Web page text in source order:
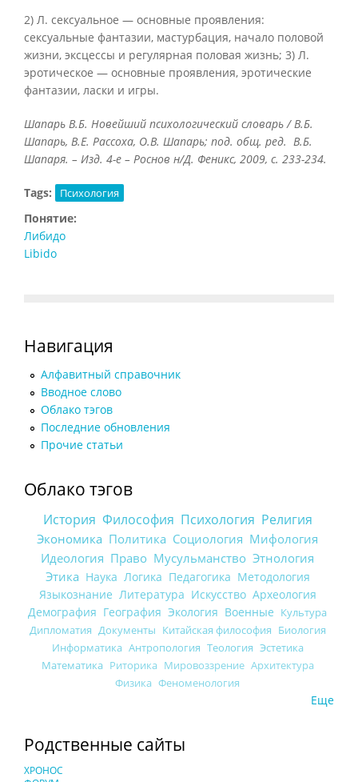
2) Л. сексуальное — основные проявления:
сексуальные фантазии, мастурбация, начало половой
жизни, эксцессы и регулярная половая жизнь; 3) Л.
эротическое — основные проявления, эротические
фантазии, ласки и игры.
Шапарь В.Б. Новейший психологический словарь / В.Б.
Шапарь, В.Е. Рассоха, О.В. Шапарь; под. общ. ред. В.Б.
Шапаря. – Изд. 4-е – Роснов н/Д. Феникс, 2009, с. 233-234.
Tags: Психология
Понятие:
Либидо
Libido
Навигация
Алфавитный справочник
Вводное слово
Облако тэгов
Последние обновления
Прочие статьи
Облако тэгов
История Философия Психология Религия
Экономика Политика Социология Мифология
Идеология Право Мусульманство Этнология
Этика Наука Логика Педагогика Методология
Языкознание Литература Искусство Археология
Демография География Экология Военные Культура
Дипломатия Документы Китайская философия Биология
Информатика Антропология Теология Эстетика
Математика Риторика Мировоззрение Архитектура
Физика Феноменология
Еще
Родственные сайты
ХРОНОС